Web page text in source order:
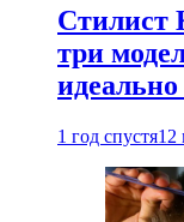
Стилист
три
1 год спустя12